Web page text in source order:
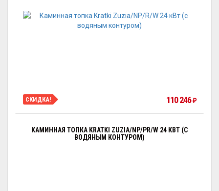
СКИДКА! 110 246₽
КАМИННАЯ ТОПКА KRATKI ZUZIA/NP/PR/W 24 КВТ (С
ВОДЯНЫМ КОНТУРОМ)